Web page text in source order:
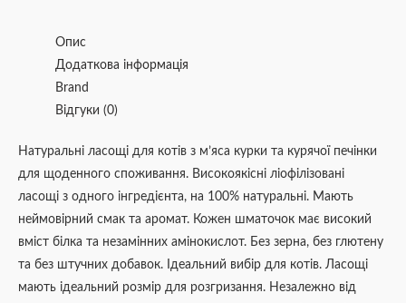
Опис
Додаткова інформація
Brand
Відгуки (0)
Натуральні ласощі для котів з м’яса курки та курячої печінки
для щоденного споживання. Високоякісні ліофілізовані
ласощі з одного інгредієнта, на 100% натуральні. Мають
неймовірний смак та аромат. Кожен шматочок має високий
вміст білка та незамінних амінокислот. Без зерна, без глютену
та без штучних добавок. Ідеальний вибір для котів. Ласощі
мають ідеальний розмір для розгризання. Незалежно від